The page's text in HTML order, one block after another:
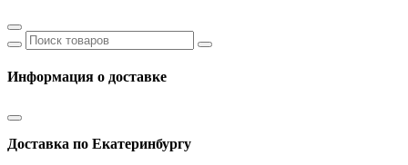
Информация о доставке
Доставка по Екатеринбургу